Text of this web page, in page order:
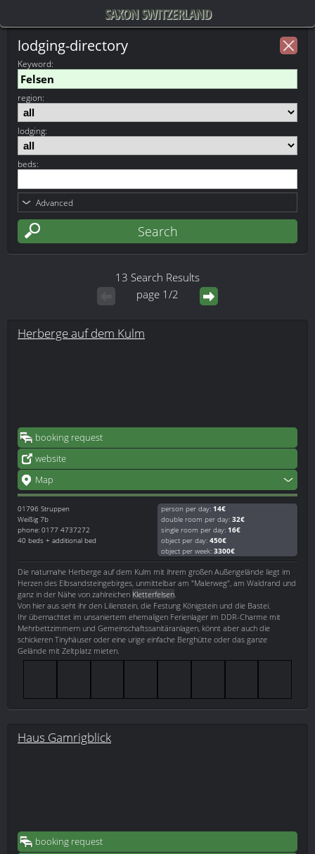
SAXON SWITZERLAND
lodging-directory
Keyword:
region:
lodging:
beds:
Advanced
13 Search Results
page 1/2
Herberge auf dem Kulm
booking request
website
Map
01796 Struppen
Weißig 7b
phone: 0177 4737272
40 beds + additional bed
person per day: 14€
double room per day: 32€
single room per day: 16€
object per day: 450€
object per week: 3300€
Die naturnahe Herberge auf dem Kulm mit ihrem großen Außengelände liegt im
Herzen des Elbsandsteingebirges, unmittelbar am "Malerweg", am Waldrand und
ganz in der Nähe von zahlreichen Kletterfelsen
Von hier aus seht ihr den Lilienstein, die Festung Königstein und die Bastei.
Ihr übernachtet im unsaniertem ehemaligen Ferienlager im DDR-Charme mit
Mehrbettzimmern und Gemeinschaftssanitäranlagen, könnt aber auch die
schickeren Tinyhäuser oder eine urige einfache Berghütte oder das ganze
Gelände mit Zeltplatz mieten.
Haus Gamrigblick
booking request